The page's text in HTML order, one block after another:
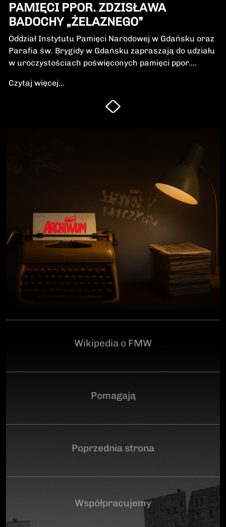
PAMIĘCI PPOR. ZDZISŁAWA
BADOCHY „ŻELAZNEGO”
Oddział Instytutu Pamięci Narodowej w Gdańsku oraz
Parafia św. Brygidy w Gdańsku zapraszają do udziału
w uroczystościach poświęconych pamięci ppor.
Wileńskiej Brygady Armii Krajowej, dowódcy 5.
szwadronu podczas walk na Pomorzu, jednego z
najbardziej zasłużonych żołnierzy polskiego podziemia
przeciwko niemieckiemu i sowieckiemu okupantowi, a
po zakończeniu wojny pozostał wierny ideałom
wolności. Poległ 28 czerwca 1946 r., a miejsce
ukrycia jego szczątków przez komunistyczny aparat
represji pozostaje do dziś nieznane.Program
uroczystości:11.00 – Msza Święta w Kościele św.
Brygidy w Gdańsku12.30 – poświęcenie
symbolicznego nagrobka na Cmentarzu
Garnizonowym w GdańskuSerdecznie zapraszamy
Czytaj więcej...
Wikipedia o FMW
Pomagają
Poprzednia strona
Współpracujemy